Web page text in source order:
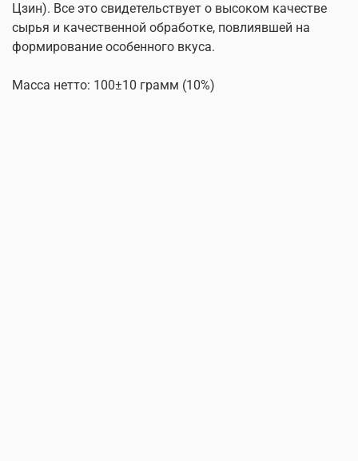
Цзин). Все это свидетельствует о высоком качестве
сырья и качественной обработке, повлиявшей на
формирование особенного вкуса.
Масса нетто: 100±10 грамм (10%)